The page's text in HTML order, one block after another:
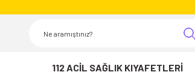
112 ACİL SAĞLIK KIYAFETLERİ